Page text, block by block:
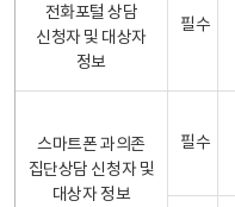
전화포털 상담
신청자 및 대상자
정보
필수
스마트폰 과의존
집단상담 신청자 및
대상자 정보
필수